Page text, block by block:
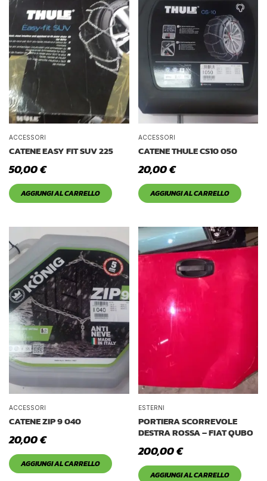
ACCESSORI
CATENE EASY FIT SUV 225
50,00€
AGGIUNGI AL CARRELLO
ACCESSORI
CATENE THULE CS10 050
20,00€
AGGIUNGI AL CARRELLO
ACCESSORI
CATENE ZIP 9 040
20,00€
AGGIUNGI AL CARRELLO
ESTERNI
PORTIERA SCORREVOLE
DESTRA ROSSA – FIAT QUBO
200,00€
AGGIUNGI AL CARRELLO